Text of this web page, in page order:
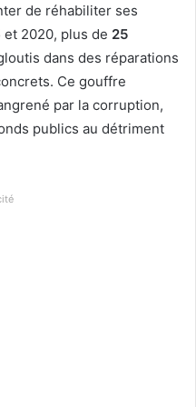
de réhabiliter ses
2020, plus de 25
dans des réparations
Ce gouffre
par la corruption,
publics au détriment